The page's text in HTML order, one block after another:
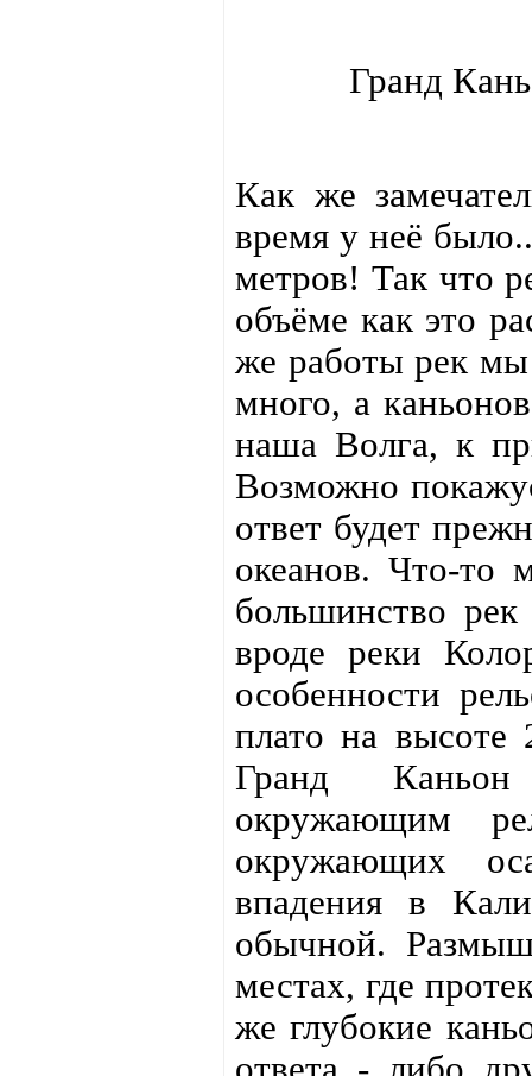
Гранд
Как же
время у неё
метров! Так что
объёме как это
же работы рек мы
много, а
наша Волга, к
Возможно
ответ будет
океанов. Что-то
большинство
вроде реки
особенности
плато на высоте
Гранд Каньон
окружающим
окружающих
впадения в
обычной.
местах, где
же глубокие